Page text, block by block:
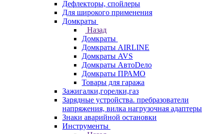
Дефлекторы, спойлеры
Для широкого применения
Домкраты
Назад
Домкраты
Домкраты AIRLINE
Домкраты AVS
Домкраты АвтоDело
Домкраты ПРАМО
Товары для гаража
Зажигалки,горелки,газ
Зарядные устройства. пребразователи
напряжения, вилка нагрузочная адаптеры
Знаки аварийной остановки
Инструменты